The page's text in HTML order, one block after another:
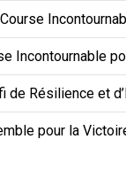
Incontournable
de Résilience et
pour la